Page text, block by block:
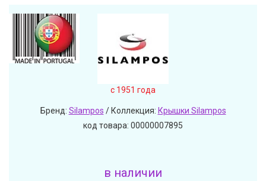
c 1951 года
Бренд: Silampos / Коллекция: Крышки Silampos
код товара: 00000007895
в наличии